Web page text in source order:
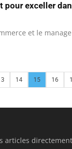
pour exceller
et le
14 15 16
articles